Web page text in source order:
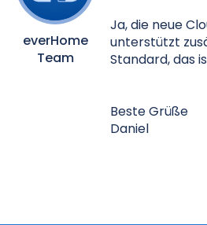
everHome
Team
Ja, die neue
unterstützt
Standard, das
Beste Grüße
Daniel